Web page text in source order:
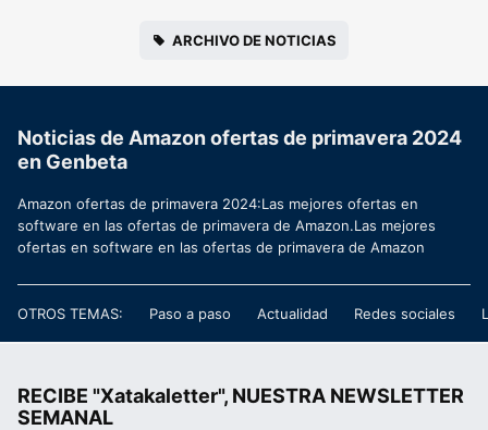
ARCHIVO DE NOTICIAS
Noticias de Amazon ofertas de primavera 2024
en Genbeta
Amazon ofertas de primavera 2024:Las mejores ofertas en
software en las ofertas de primavera de Amazon.Las mejores
ofertas en software en las ofertas de primavera de Amazon
OTROS TEMAS: Paso a paso Actualidad Redes sociales
RECIBE "Xatakaletter", NUESTRA NEWSLETTER
SEMANAL